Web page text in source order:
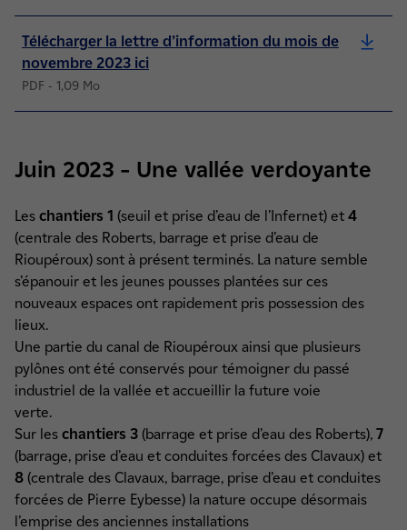
Télécharger la lettre d’information du mois de
novembre 2023 ici
PDF - 1,09 Mo
Juin 2023 – Une vallée verdoyante
Les chantiers 1 (seuil et prise d’eau de l’Infernet) et 4
(centrale des Roberts, barrage et prise d’eau de
Rioupéroux) sont à présent terminés. La nature semble
s’épanouir et les jeunes pousses plantées sur ces
nouveaux espaces ont rapidement pris possession des
lieux.
Une partie du canal de Rioupéroux ainsi que plusieurs
pylônes ont été conservés pour témoigner du passé
industriel de la vallée et accueillir la future voie
verte.
Sur les chantiers 3 (barrage et prise d’eau des Roberts), 7
(barrage, prise d’eau et conduites forcées des Clavaux) et
8 (centrale des Clavaux, barrage, prise d’eau et conduites
forcées de Pierre Eybesse) la nature occupe désormais
l’emprise des anciennes installations